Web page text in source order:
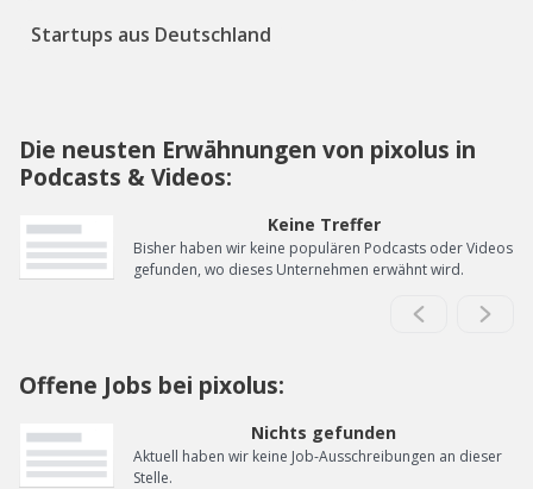
Startups aus Deutschland
Die neusten Erwähnungen von pixolus in
Podcasts & Videos:
Keine Treffer
Bisher haben wir keine populären Podcasts oder Videos
gefunden, wo dieses Unternehmen erwähnt wird.
Offene Jobs bei pixolus:
Nichts gefunden
Aktuell haben wir keine Job-Ausschreibungen an dieser
Stelle.